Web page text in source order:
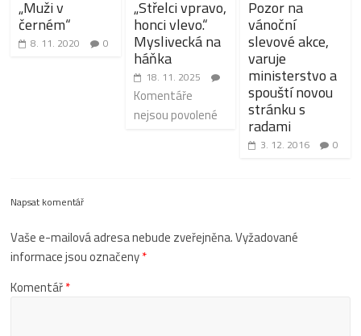
„Muži v
černém“
8. 11. 2020 0
„Střelci vpravo,
honci vlevo.“
Myslivecká na
háňka
18. 11. 2025
Komentáře
nejsou povolené
Pozor na
vánoční
slevové akce,
varuje
ministerstvo a
spouští novou
stránku s
radami
3. 12. 2016 0
Napsat komentář
Vaše e-mailová adresa nebude zveřejněna.Vyžadované
informace jsou označeny*
Komentář*